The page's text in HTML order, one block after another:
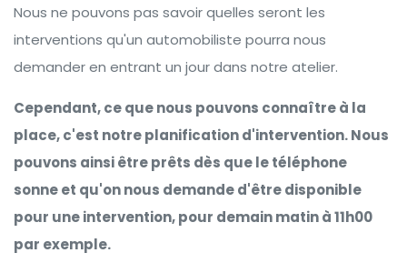
Nous ne pouvons pas savoir quelles seront les
interventions qu'un automobiliste pourra nous
demander en entrant un jour dans notre atelier.
Cependant, ce que nous pouvons connaître à la
place, c'est notre planification d'intervention. Nous
pouvons ainsi être prêts dès que le téléphone
sonne et qu'on nous demande d'être disponible
pour une intervention, pour demain matin à 11h00
par exemple.